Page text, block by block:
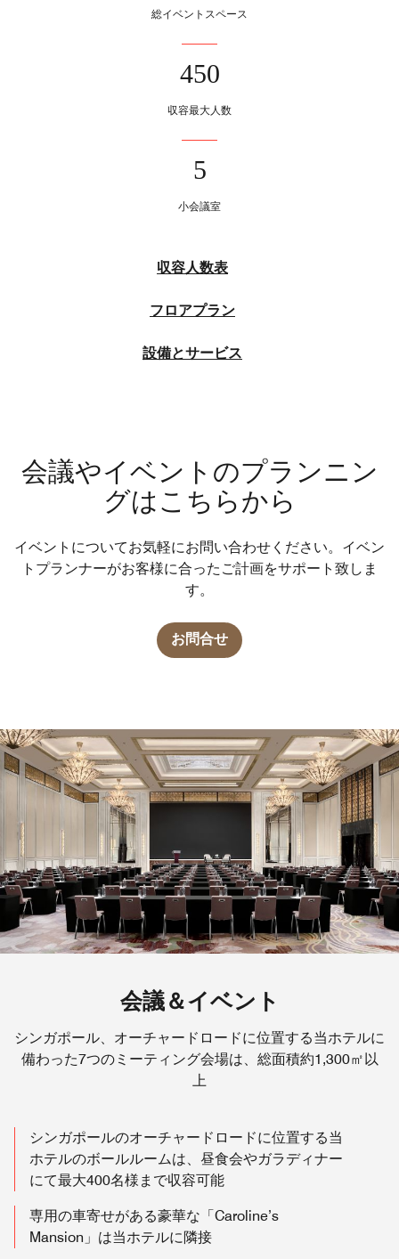
総イベントスペース
450
収容最大人数
5
小会議室
収容人数表
フロアプラン
設備とサービス
会議やイベントのプランニン
グはこちらから
イベントについてお気軽にお問い合わせください。イベン
トプランナーがお客様に合ったご計画をサポート致しま
す。
お問合せ
会議＆イベント
シンガポール、オーチャードロードに位置する当ホテルに
備わった7つのミーティング会場は、総面積約1,300㎡以
上
シンガポールのオーチャードロードに位置する当
ホテルのボールルームは、昼食会やガラディナー
にて最大400名様まで収容可能
専用の車寄せがある豪華な「Caroline’s
Mansion」は当ホテルに隣接